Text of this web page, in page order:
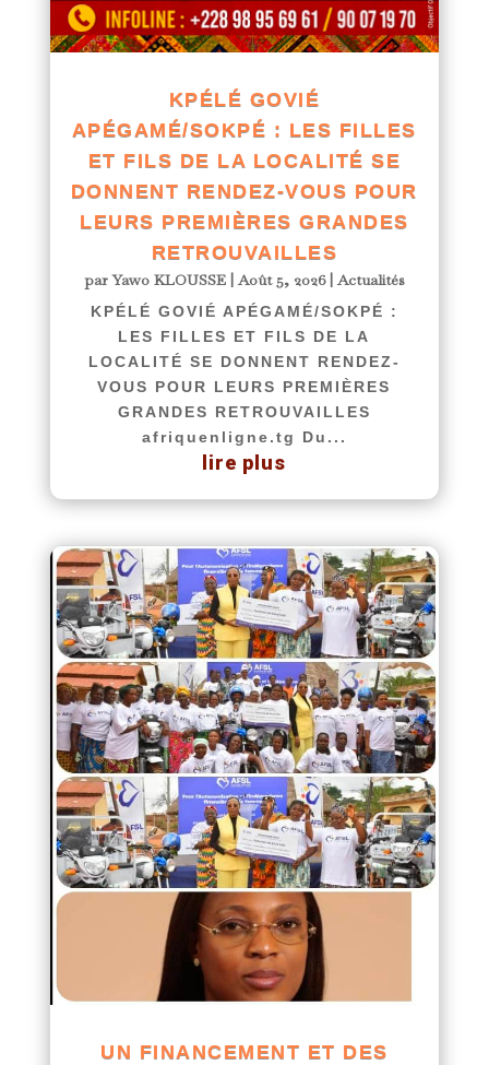
KPÉLÉ GOVIÉ
APÉGAMÉ/SOKPÉ : LES FILLES
ET FILS DE LA LOCALITÉ SE
DONNENT RENDEZ-VOUS POUR
LEURS PREMIÈRES GRANDES
RETROUVAILLES
parYawo KLOUSSE|Août 5, 2026|Actualités
KPÉLÉ GOVIÉ APÉGAMÉ/SOKPÉ :
LES FILLES ET FILS DE LA
LOCALITÉ SE DONNENT RENDEZ-
VOUS POUR LEURS PREMIÈRES
GRANDES RETROUVAILLES
afriquenligne.tg Du...
lire plus
UN FINANCEMENT ET DES